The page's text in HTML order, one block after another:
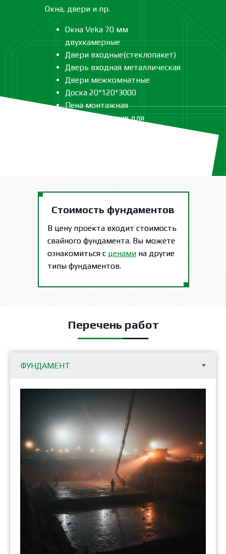
Окна, двери и пр.
Окна Veka 70 мм
двухкамерные
Двери входные(стеклопакет)
Дверь входная металлическая
Двери межкомнатные
Доска 20*120*3000
Пена монтажная
Комплектующие для
В цену проекта входит стоимость
свайного фундамента. Вы можете
ознакомиться с ценами на другие
типы фундаментов.
Стоимость фундаментов
Перечень работ